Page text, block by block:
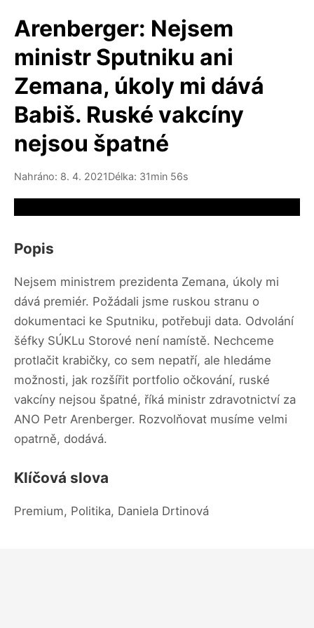
Arenberger: Nejsem
ministr Sputniku ani
Zemana, úkoly mi dává
Babiš. Ruské vakcíny
nejsou špatné
Nahráno: 8. 4. 2021Délka: 31min 56s
Popis
Nejsem ministrem prezidenta Zemana, úkoly mi
dává premiér. Požádali jsme ruskou stranu o
dokumentaci ke Sputniku, potřebuji data. Odvolání
šéfky SÚKLu Storové není namístě. Nechceme
protlačit krabičky, co sem nepatří, ale hledáme
možnosti, jak rozšířit portfolio očkování, ruské
vakcíny nejsou špatné, říká ministr zdravotnictví za
ANO Petr Arenberger. Rozvolňovat musíme velmi
opatrně, dodává.
Klíčová slova
Premium, Politika, Daniela Drtinová